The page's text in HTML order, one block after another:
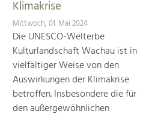
Klimakrise
Mittwoch, 01. Mai 2024
Die UNESCO-Welterbe
Kulturlandschaft Wachau ist in
vielfältiger Weise von den
Auswirkungen der Klimakrise
betroffen. Insbesondere die für
den außergewöhnlichen